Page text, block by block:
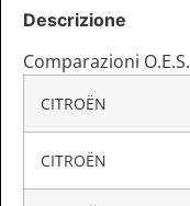
Descrizione
Comparazioni O.E.S.
CITROËN
CITROËN